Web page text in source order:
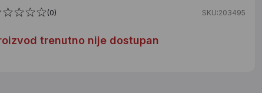
(0) SKU:203495
trenutno nije dostupan